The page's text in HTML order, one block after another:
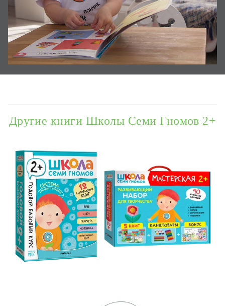
Другие книги Школы Семи Гномов 2+